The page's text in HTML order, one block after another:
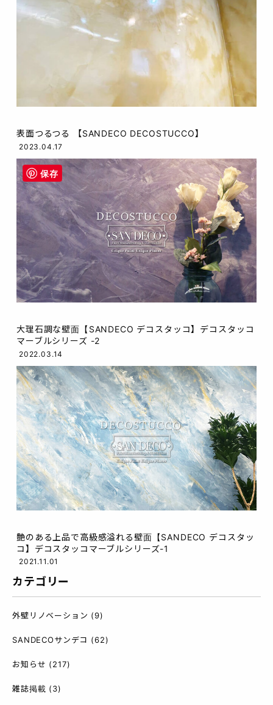
表面つるつる 【SANDECO DECOSTUCCO】
2023.04.17
大理石調な壁面【SANDECO デコスタッコ】デコスタッコ
マーブルシリーズ -2
2022.03.14
艶のある上品で高級感溢れる壁面【SANDECO デコスタッ
コ】デコスタッコマーブルシリーズ-1
2021.11.01
カテゴリー
外壁リノベーション (9)
SANDECOサンデコ (62)
お知らせ (217)
雑誌掲載 (3)
保存